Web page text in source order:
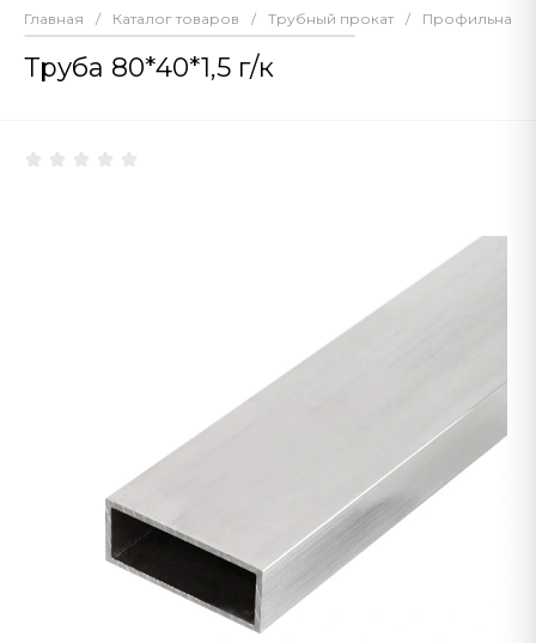
Главная / Каталог товаров / Трубный прокат / Профильная
Труба 80*40*1,5 г/к